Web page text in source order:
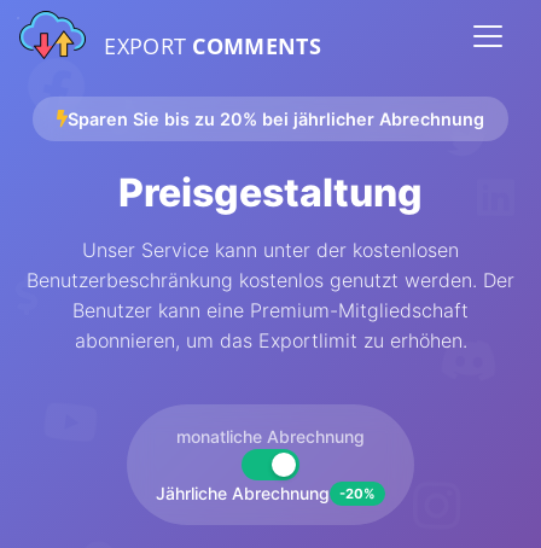
EXPORT COMMENTS
Sparen Sie bis zu 20% bei jährlicher Abrechnung
Preisgestaltung
Unser Service kann unter der kostenlosen
Benutzerbeschränkung kostenlos genutzt werden. Der
Benutzer kann eine Premium-Mitgliedschaft
abonnieren, um das Exportlimit zu erhöhen.
monatliche Abrechnung
Jährliche Abrechnung -20%